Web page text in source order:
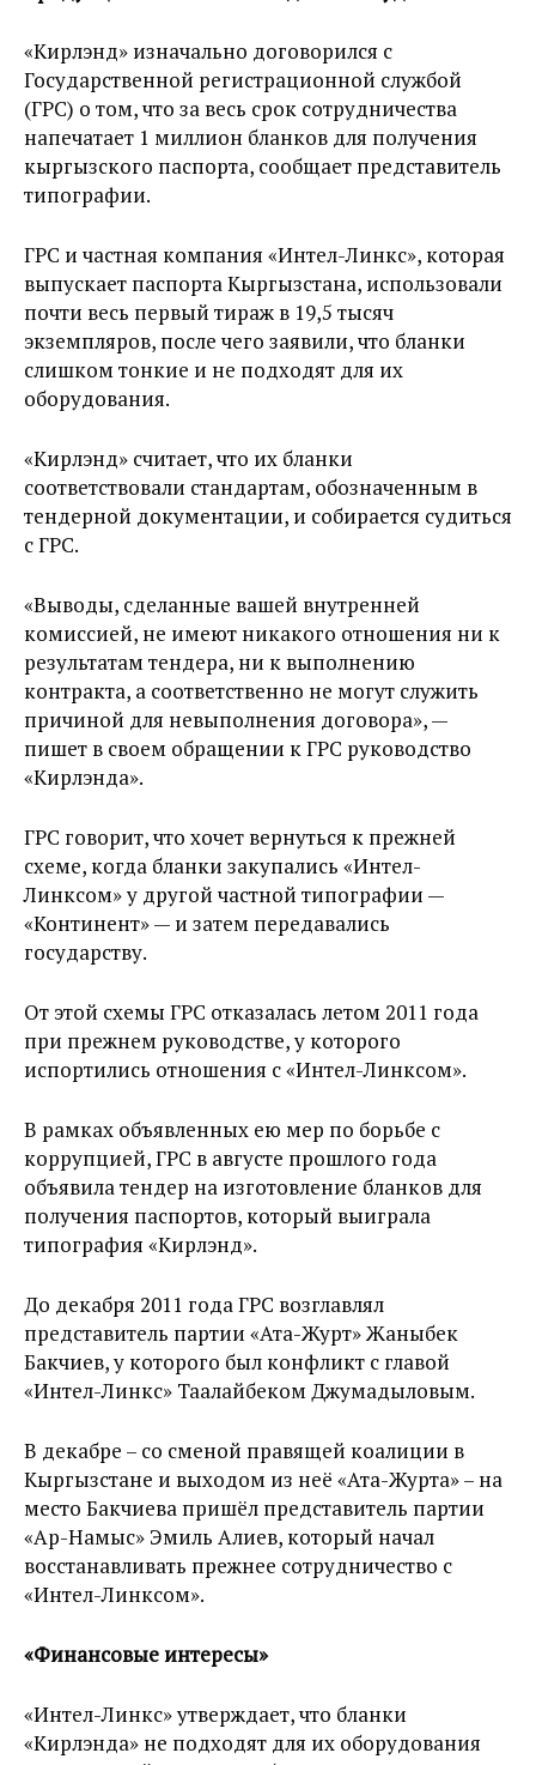
«Кирлэнд» изначально договорился с
Государственной регистрационной службой
(ГРС) о том, что за весь срок сотрудничества
напечатает 1 миллион бланков для получения
кыргызского паспорта, сообщает представитель
типографии.
ГРС и частная компания «Интел-Линкс», которая
выпускает паспорта Кыргызстана, использовали
почти весь первый тираж в 19,5 тысяч
экземпляров, после чего заявили, что бланки
слишком тонкие и не подходят для их
оборудования.
«Кирлэнд» считает, что их бланки
соответствовали стандартам, обозначенным в
тендерной документации, и собирается судиться
с ГРС.
«Выводы, сделанные вашей внутренней
комиссией, не имеют никакого отношения ни к
результатам тендера, ни к выполнению
контракта, а соответственно не могут служить
причиной для невыполнения договора», —
пишет в своем обращении к ГРС руководство
«Кирлэнда».
ГРС говорит, что хочет вернуться к прежней
схеме, когда бланки закупались «Интел-
Линксом» у другой частной типографии —
«Континент» — и затем передавались
государству.
От этой схемы ГРС отказалась летом 2011 года
при прежнем руководстве, у которого
испортились отношения с «Интел-Линксом».
В рамках объявленных ею мер по борьбе с
коррупцией, ГРС в августе прошлого года
объявила тендер на изготовление бланков для
получения паспортов, который выиграла
типография «Кирлэнд».
До декабря 2011 года ГРС возглавлял
представитель партии «Ата-Журт» Жаныбек
Бакчиев, у которого был конфликт с главой
«Интел-Линкс» Таалайбеком Джумадыловым.
В декабре – со сменой правящей коалиции в
Кыргызстане и выходом из неё «Ата-Журта» – на
место Бакчиева пришёл представитель партии
«Ар-Намыс» Эмиль Алиев, который начал
восстанавливать прежнее сотрудничество с
«Интел-Линксом».
«Финансовые интересы»
«Интел-Линкс» утверждает, что бланки
«Кирлэнда» не подходят для их оборудования